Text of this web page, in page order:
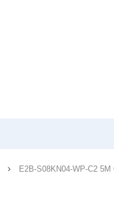
E2B-S08KN04-WP-C2